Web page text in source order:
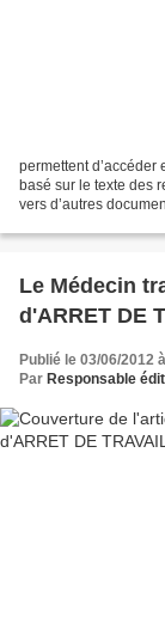
permettent
basé sur le texte des
vers d’autres
Le Médecin
d'ARRET DE
Publié le 03/06/2012
Par Responsable